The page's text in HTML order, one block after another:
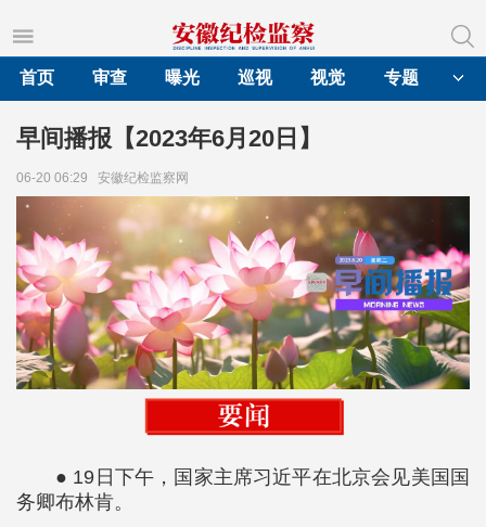
首页
审查 曝光 巡视 视觉 专题
早间播报【2023年6月20日】
06-20 06:29 安徽纪检监察网
● 19日下午，国家主席习近平在北京会见美国国
务卿布林肯。